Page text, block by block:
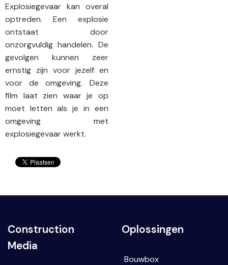
Explosiegevaar kan overal
optreden. Een explosie
ontstaat door
onzorgvuldig handelen. De
gevolgen kunnen zeer
ernstig zijn voor jezelf en
voor de omgeving. Deze
film laat zien waar je op
moet letten als je in een
omgeving met
explosiegevaar werkt.
Construction
Media
Oplossingen
Bouwbox